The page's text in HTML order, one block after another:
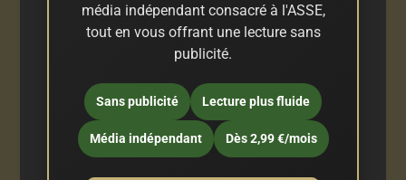
média indépendant consacré à l'ASSE,
tout en vous offrant une lecture sans
publicité.
Sans publicité Lecture plus fluide
Média indépendant Dès 2,99 €/mois